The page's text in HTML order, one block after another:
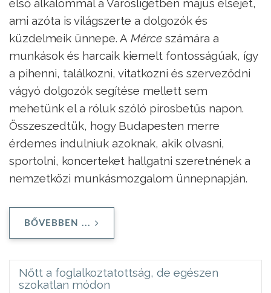
első alkalommal a Városligetben május elsejét,
ami azóta is világszerte a dolgozók és
küzdelmeik ünnepe. A Mérce számára a
munkások és harcaik kiemelt fontosságúak, így
a pihenni, találkozni, vitatkozni és szerveződni
vágyó dolgozók segítése mellett sem
mehetünk el a róluk szóló pirosbetűs napon.
Összeszedtük, hogy Budapesten merre
érdemes indulniuk azoknak, akik olvasni,
sportolni, koncerteket hallgatni szeretnének a
nemzetközi munkásmozgalom ünnepnapján.
BŐVEBBEN ...
Nőtt a foglalkoztatottság, de egészen
szokatlan módon